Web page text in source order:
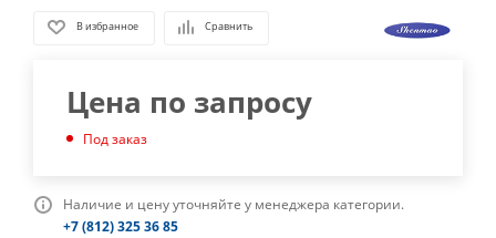
В избранное Сравнить
Цена по запросу
Под заказ
Наличие и цену уточняйте у менеджера категории.
+7 (812) 325 36 85